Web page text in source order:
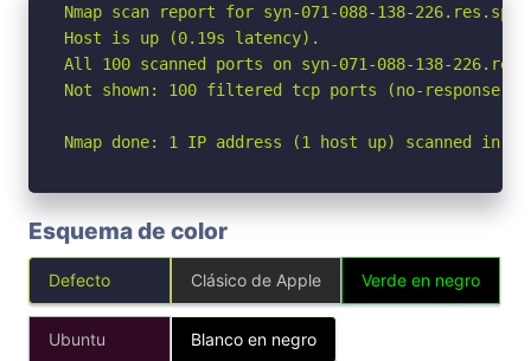
Nmap scan report for syn-071-088-138-
Host is up (0.19s latency).
All 100 scanned ports on syn-071-088-138-
Not shown: 100 filtered tcp ports (no-response)
Nmap done: 1 IP address (1 host up) scanned in
Esquema de color
Defecto Clásico de Apple Verde en negro
Ubuntu Blanco en negro